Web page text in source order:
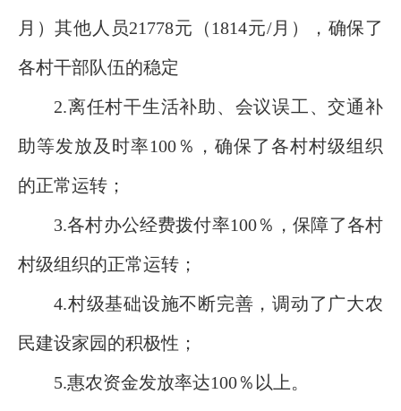
月）其他人员21778元（1814元/月），确保了
各村干部队伍的稳定
2.离任村干生活补助、会议误工、交通补
助等发放及时率100％，确保了各村村级组织
的正常运转；
3.各村办公经费拨付率100％，保障了各村
村级组织的正常运转；
4.村级基础设施不断完善，调动了广大农
民建设家园的积极性；
5.惠农资金发放率达100％以上。